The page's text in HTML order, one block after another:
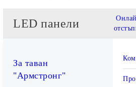
LED панели
За таван
"Армстронг"